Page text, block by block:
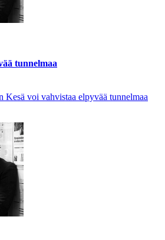
tunnelmaa
Kesä voi vahvistaa elpyvää tunnelmaa